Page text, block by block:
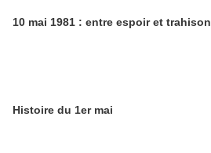
10 mai 1981 : entre espoir et trahison
Histoire du 1er mai